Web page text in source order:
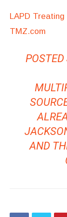
LAPD
TMZ.com
AND